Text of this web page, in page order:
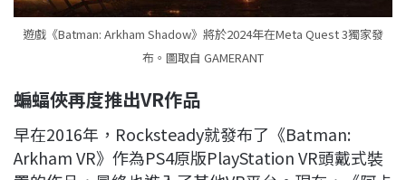
遊戲《Batman: Arkham Shadow》將於2024年在Meta Quest 3獨家發
布。圖取自 GAMERANT
蝙蝠俠再度推出VR作品
早在2016年，Rocksteady就發布了《Batman:
Arkham VR》作為PS4原版PlayStation VR頭戴式裝